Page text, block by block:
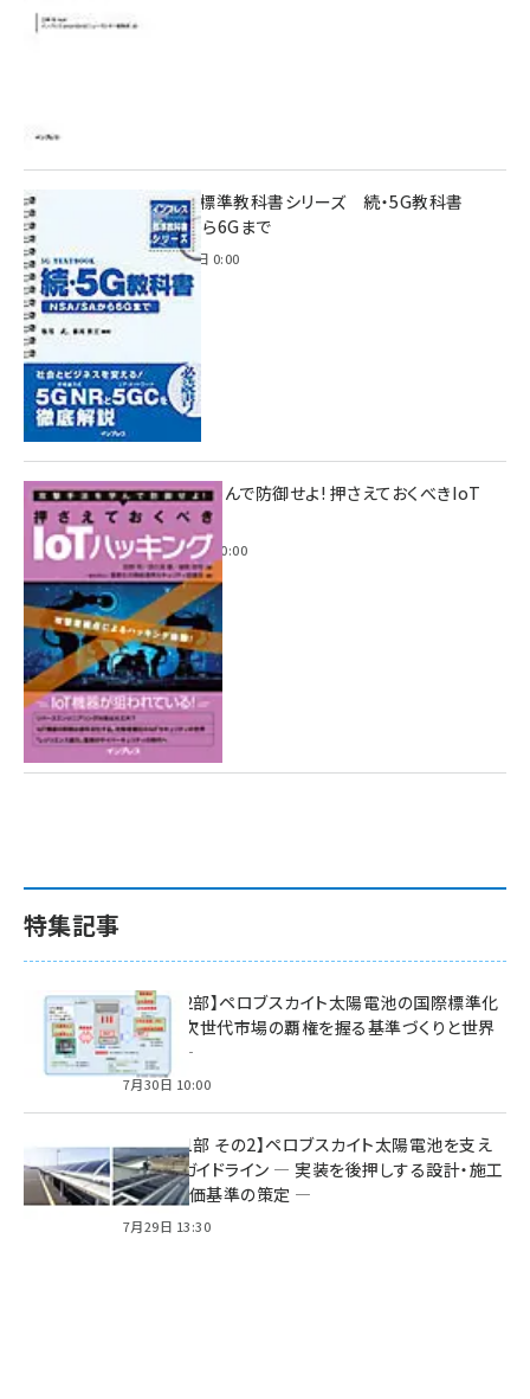
インプレス標準教科書シリーズ 続・5G教科書
NSA/SAから6Gまで
2023年4月3日 0:00
攻撃手法を学んで防御せよ! 押さえておくべきIoT
ハッキング
2022年6月14日 0:00
特集記事
特集【第2部】ペロブスカイト太陽電池の国際標準化
戦略 ― 次世代市場の覇権を握る基準づくりと世界
の動向 ―
7月30日 10:00
特集【第1部 その2】ペロブスカイト太陽電池を支え
る2つのガイドライン ― 実装を後押しする設計・施工
方針と評価基準の策定 ―
7月29日 13:30